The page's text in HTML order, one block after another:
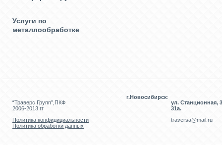
Услуги по
металлообработке
“Траверс Групп”,ПКФ
2006-2013 гг
Политика конфидициальности
Политика обработки данных
г.Новосибирск:
ул. Станционная,
31а.
traversa@mail.ru